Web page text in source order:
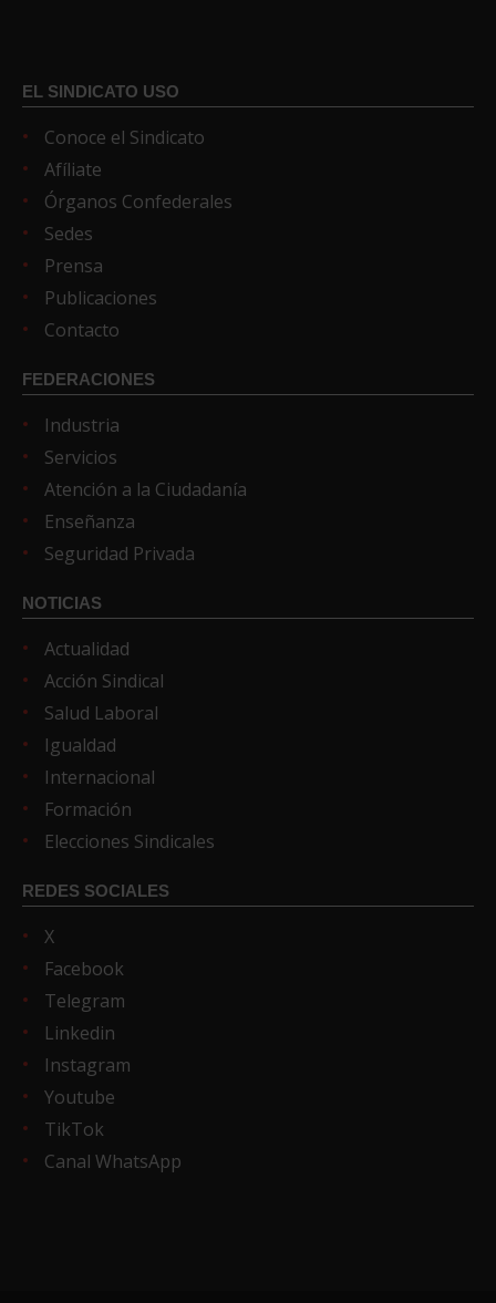
EL SINDICATO USO
Conoce el Sindicato
Afíliate
Órganos Confederales
Sedes
Prensa
Publicaciones
Contacto
FEDERACIONES
Industria
Servicios
Atención a la Ciudadanía
Enseñanza
Seguridad Privada
NOTICIAS
Actualidad
Acción Sindical
Salud Laboral
Igualdad
Internacional
Formación
Elecciones Sindicales
REDES SOCIALES
X
Facebook
Telegram
Linkedin
Instagram
Youtube
TikTok
Canal WhatsApp